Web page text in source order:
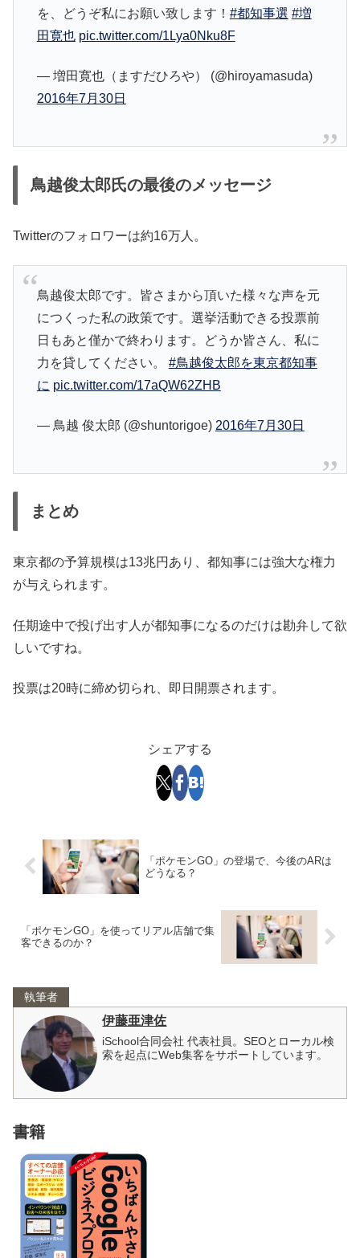
を、どうぞ私にお願い致します！ #都知事選 #増
田寛也 pic.twitter.com/1Lya0Nku8F
— 増田寛也（ますだひろや） (@hiroyamasuda)
2016年7月30日
鳥越俊太郎氏の最後のメッセージ
Twitterのフォロワーは約16万人。
鳥越俊太郎です。皆さまから頂いた様々な声を元
につくった私の政策です。選挙活動できる投票前
日もあと僅かで終わります。どうか皆さん、私に
力を貸してください。 #鳥越俊太郎を東京都知事
に pic.twitter.com/17aQW62ZHB
— 鳥越 俊太郎 (@shuntorigoe) 2016年7月30日
まとめ
東京都の予算規模は13兆円あり、都知事には強大な権力
が与えられます。
任期途中で投げ出す人が都知事になるのだけは勘弁して欲
しいですね。
投票は20時に締め切られ、即日開票されます。
シェアする
「ポケモンGO」の登場で、今後のARは
どうなる？
「ポケモンGO」を使ってリアル店舗で集
客できるのか？
執筆者
伊藤亜津佐
iSchool合同会社 代表社員。SEOとローカル検
索を起点にWeb集客をサポートしています。
書籍